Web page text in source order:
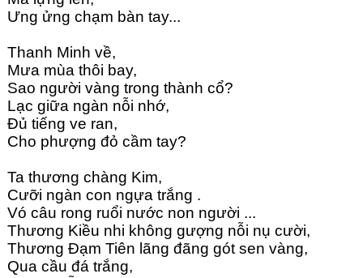
Ưng ửng chạm bàn tay...
Thanh Minh về,
Mưa mùa thôi bay,
Sao người vàng trong thành cổ?
Lạc giữa ngàn nỗi nhớ,
Đủ tiếng ve ran,
Cho phượng đỏ cầm tay?
Ta thương chàng Kim,
Cưỡi ngàn con ngựa trắng .
Vó câu rong ruổi nước non người ...
Thương Kiều nhi không gượng nỗi nụ cười,
Thương Đạm Tiên lãng đãng gót sen vàng,
Qua cầu đá trắng,